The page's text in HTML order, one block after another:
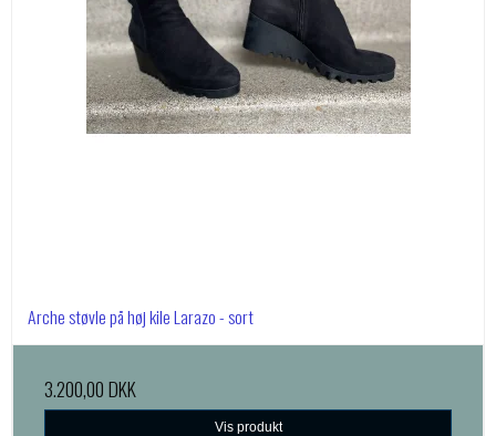
Arche støvle på høj kile Larazo - sort
3.200,00 DKK
Vis produkt